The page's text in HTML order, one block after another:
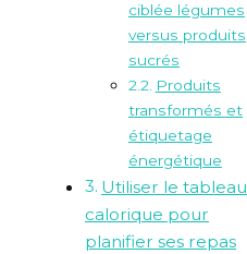
ciblée légumes
versus produits
sucrés
Produits
transformés et
étiquetage
énergétique
Utiliser le tableau
calorique pour
planifier ses repas